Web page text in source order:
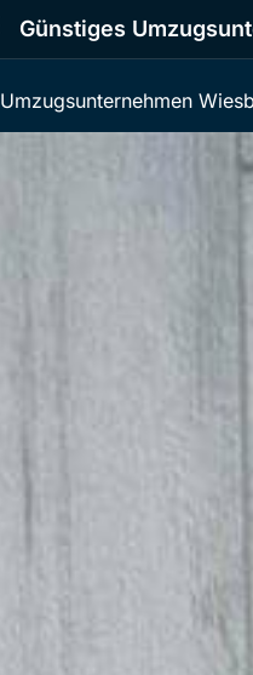
Günstiges
Umzugsunternehmen